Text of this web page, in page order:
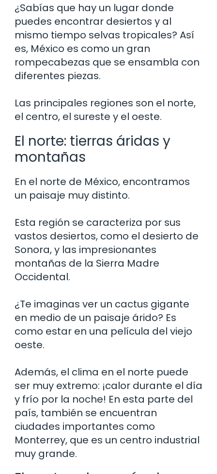
¿Sabías que hay un lugar donde
puedes encontrar desiertos y al
mismo tiempo selvas tropicales? Así
es, México es como un gran
rompecabezas que se ensambla con
diferentes piezas.
Las principales regiones son el norte,
el centro, el sureste y el oeste.
El norte: tierras áridas y
montañas
En el norte de México, encontramos
un paisaje muy distinto.
Esta región se caracteriza por sus
vastos desiertos, como el desierto de
Sonora, y las impresionantes
montañas de la Sierra Madre
Occidental.
¿Te imaginas ver un cactus gigante
en medio de un paisaje árido? Es
como estar en una película del viejo
oeste.
Además, el clima en el norte puede
ser muy extremo: ¡calor durante el día
y frío por la noche! En esta parte del
país, también se encuentran
ciudades importantes como
Monterrey, que es un centro industrial
muy grande.